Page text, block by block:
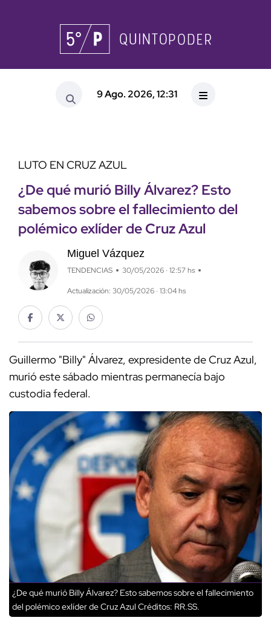
9 Ago. 2026, 12:31
LUTO EN CRUZ AZUL
¿De qué murió Billy Álvarez? Esto
sabemos sobre el fallecimiento del
polémico exlíder de Cruz Azul
Miguel Vázquez
TENDENCIAS 30/05/2026 · 12:57 hs
Actualización: 30/05/2026 · 13:04 hs
Guillermo "Billy" Álvarez, expresidente de Cruz Azul,
murió este sábado mientras permanecía bajo
custodia federal.
¿De qué murió Billy Álvarez? Esto sabemos sobre el fallecimiento
del polémico exlíder de Cruz Azul Créditos: RR.SS.